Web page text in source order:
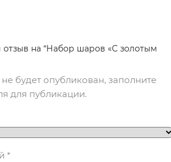
на “Набор шаров «С золотым
будет опубликован, заполните
для публикации.
*